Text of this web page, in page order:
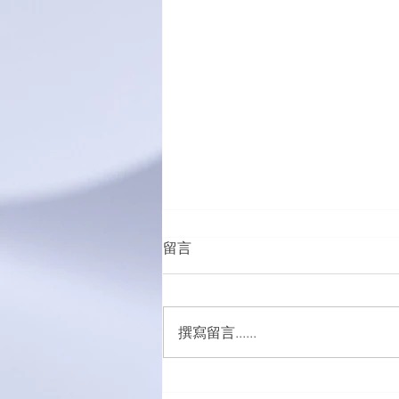
五外籍男女涉販吸毒被捕
留言
撰寫留言......